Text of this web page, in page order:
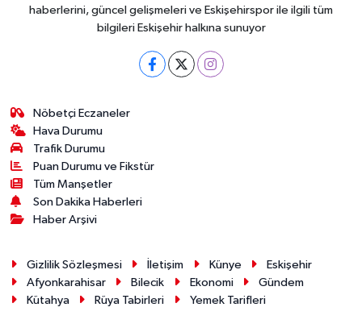
haberlerini, güncel gelişmeleri ve Eskişehirspor ile ilgili tüm
bilgileri Eskişehir halkına sunuyor
Nöbetçi Eczaneler
Hava Durumu
Trafik Durumu
Puan Durumu ve Fikstür
Tüm Manşetler
Son Dakika Haberleri
Haber Arşivi
Gizlilik Sözleşmesi İletişim Künye
Eskişehir
Afyonkarahisar
Bilecik Ekonomi
Gündem
Kütahya
Rüya Tabirleri Yemek Tarifleri